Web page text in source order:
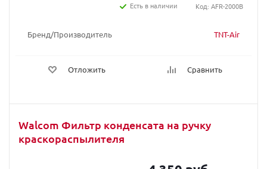
Бренд/Производитель TNT-Air
Отложить Сравнить
Есть в наличии
Код: AFR-2000B
Walcom Фильтр конденсата на ручку
краскораспылителя